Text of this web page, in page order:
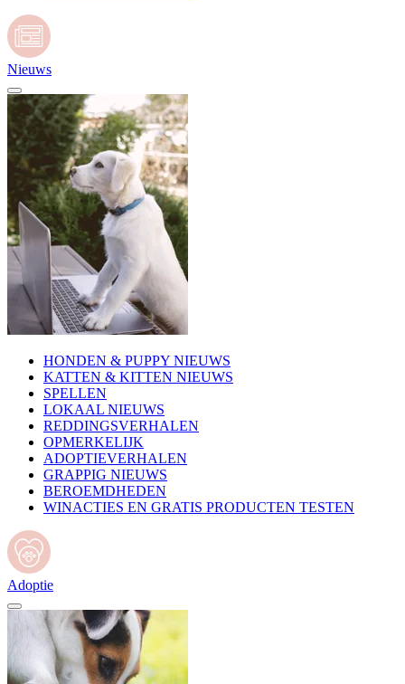
Nieuws
HONDEN & PUPPY NIEUWS
KATTEN & KITTEN NIEUWS
SPELLEN
LOKAAL NIEUWS
REDDINGSVERHALEN
OPMERKELIJK
ADOPTIEVERHALEN
GRAPPIG NIEUWS
BEROEMDHEDEN
WINACTIES EN GRATIS PRODUCTEN TESTEN
Adoptie